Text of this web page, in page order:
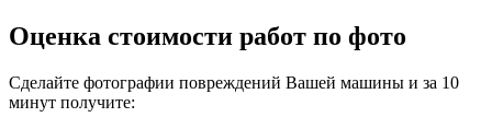
Оценка стоимости работ по фото
Сделайте фотографии повреждений Вашей машины и за 10
минут получите: